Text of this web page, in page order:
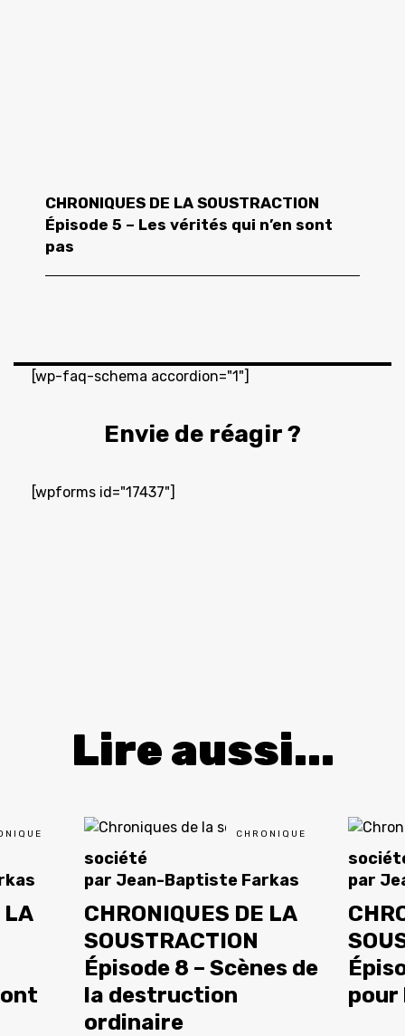
CHRONIQUES DE LA SOUSTRACTION
Épisode 5 – Les vérités qui n’en sont
pas
[wp-faq-schema accordion="1"]
Envie de réagir ?
[wpforms id="17437"]
Lire aussi...
LA
CHRONIQUE
société
par Jean-Baptiste Farkas
CHRONIQUES DE LA
SOUSTRACTION
Épisode 8 – Scènes de
la destruction
ordinaire
par
pour